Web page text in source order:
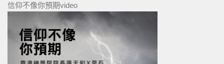
信仰不像你預期video